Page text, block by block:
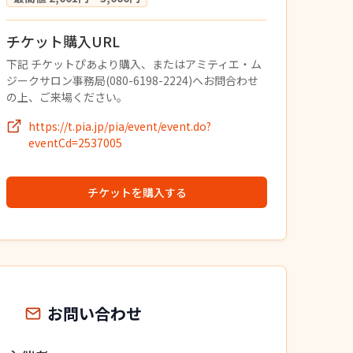
チケット購入URL
下記 チケットぴあより購入、またはアミティエ・ム
ジークサロン事務局(080-6198-2224)へお問合わせ
の上、ご来場ください。
https://t.pia.jp/pia/event/event.do?
eventCd=2537005
チケットを購入する
お問い合わせ